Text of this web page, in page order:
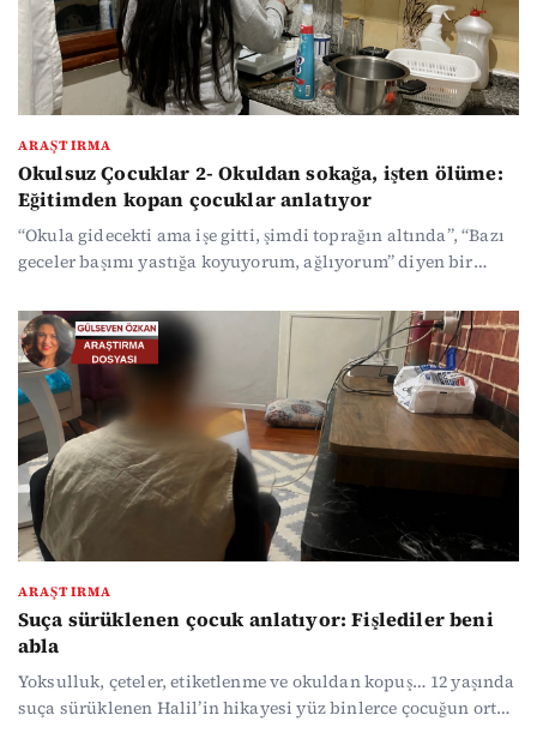
ARAŞTIRMA
Okulsuz Çocuklar 2- Okuldan sokağa, işten ölüme:
Eğitimden kopan çocuklar anlatıyor
“Okula gidecekti ama işe gitti, şimdi toprağın altında”, “Bazı
geceler başımı yastığa koyuyorum, ağlıyorum” diyen bir
“Okuldan çıkanlara bakınca utanıyorum” diyen kağıt işçisi
bir çocuk... Sistem eliyle birçok çocuk görünmeden
kaybolurken geriye hayaller ve mücadele kalıyor…
ARAŞTIRMA
Suça sürüklenen çocuk anlatıyor: Fişlediler beni
abla
Yoksulluk, çeteler, etiketlenme ve okuldan kopuş… 12 yaşında
suça sürüklenen Halil’in hikayesi yüz binlerce çocuğun ortak